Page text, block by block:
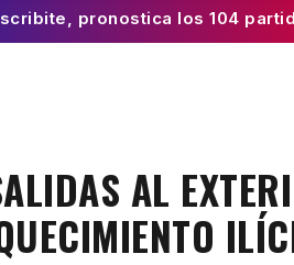
pronostica los 104
AL